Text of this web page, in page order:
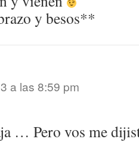
y besos**
a las 8:59 pm
… Pero vos me